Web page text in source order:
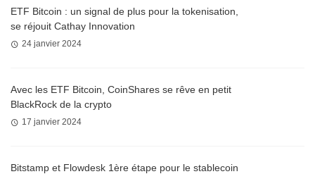
ETF Bitcoin : un signal de plus pour la tokenisation,
se réjouit Cathay Innovation
24 janvier 2024
Avec les ETF Bitcoin, CoinShares se rêve en petit
BlackRock de la crypto
17 janvier 2024
Bitstamp et Flowdesk 1ère étape pour le stablecoin